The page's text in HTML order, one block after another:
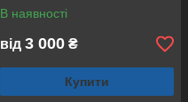
В наявності
від 3 000 ₴
Купити